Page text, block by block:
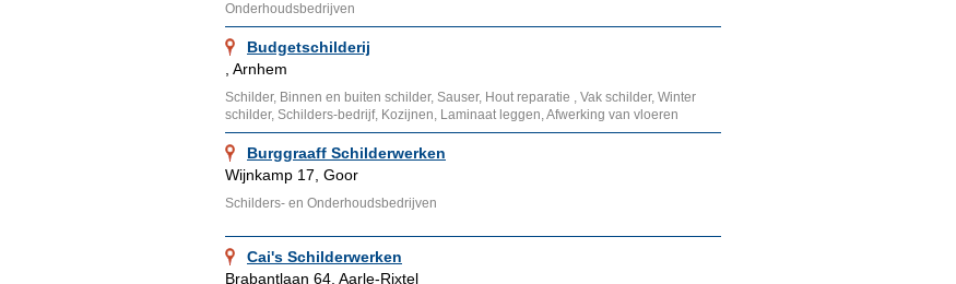
Onderhoudsbedrijven
Budgetschilderij
, Arnhem
Schilder, Binnen en buiten schilder, Sauser, Hout reparatie , Vak schilder, Winter
schilder, Schilders-bedrijf, Kozijnen, Laminaat leggen, Afwerking van vloeren
Burggraaff Schilderwerken
Wijnkamp 17, Goor
Schilders- en Onderhoudsbedrijven
Cai's Schilderwerken
Brabantlaan 64, Aarle-Rixtel